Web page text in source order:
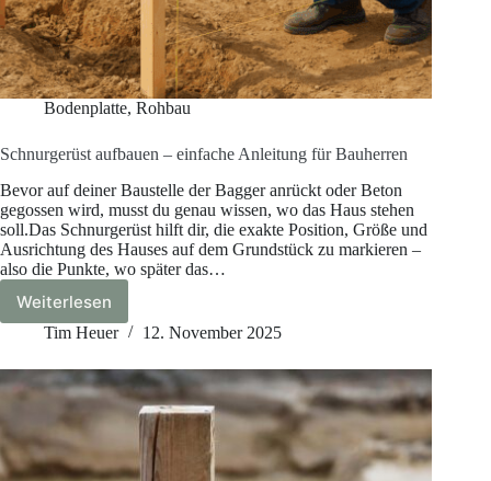
Bodenplatte, Rohbau
Schnurgerüst aufbauen – einfache Anleitung für Bauherren
Bevor auf deiner Baustelle der Bagger anrückt oder Beton
gegossen wird, musst du genau wissen, wo das Haus stehen
soll.Das Schnurgerüst hilft dir, die exakte Position, Größe und
Ausrichtung des Hauses auf dem Grundstück zu markieren –
also die Punkte, wo später das…
WeiterlesenSchnurgerüst
aufbauen
einfache
Anleitung
für
Bauherren
Tim Heuer 12. November 2025